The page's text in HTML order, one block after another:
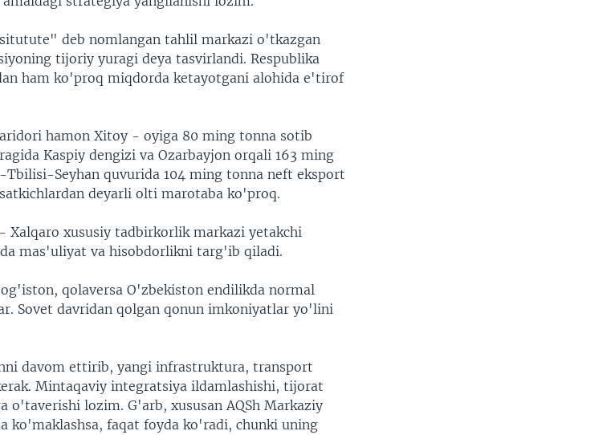
deb nomlangan tahlil markazi o'tkazgan
tijoriy yuragi deya tasvirlandi. Respublika
ham ko'proq miqdorda ketayotgani alohida e'tirof
hamon Xitoy - oyiga 80 ming tonna sotib
Kaspiy dengizi va Ozarbayjon orqali 163 ming
Tbilisi-Seyhan quvurida 104 ming tonna neft eksport
deyarli olti marotaba ko'proq.
Xalqaro xususiy tadbirkorlik markazi yetakchi
mas'uliyat va hisobdorlikni targ'ib qiladi.
qolaversa O'zbekiston endilikda normal
Sovet davridan qolgan qonun imkoniyatlar yo'lini
davom ettirib, yangi infrastruktura, transport
Mintaqaviy integratsiya ildamlashishi, tijorat
o'taverishi lozim. G'arb, xususan AQSh Markaziy
ko'maklashsa, faqat foyda ko'radi, chunki uning